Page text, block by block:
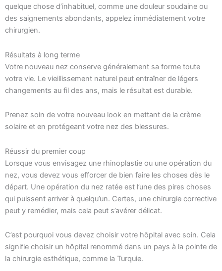
quelque chose d’inhabituel, comme une douleur soudaine ou
des saignements abondants, appelez immédiatement votre
chirurgien.
Résultats à long terme
Votre nouveau nez conserve généralement sa forme toute
votre vie. Le vieillissement naturel peut entraîner de légers
changements au fil des ans, mais le résultat est durable.
Prenez soin de votre nouveau look en mettant de la crème
solaire et en protégeant votre nez des blessures.
Réussir du premier coup
Lorsque vous envisagez une rhinoplastie ou une opération du
nez, vous devez vous efforcer de bien faire les choses dès le
départ. Une opération du nez ratée est l’une des pires choses
qui puissent arriver à quelqu’un. Certes, une chirurgie corrective
peut y remédier, mais cela peut s’avérer délicat.
C’est pourquoi vous devez choisir votre hôpital avec soin. Cela
signifie choisir un hôpital renommé dans un pays à la pointe de
la chirurgie esthétique, comme la Turquie.